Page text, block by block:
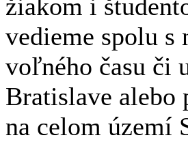
žiakom i
vedieme spolu
voľného času či
Bratislave alebo
na celom území